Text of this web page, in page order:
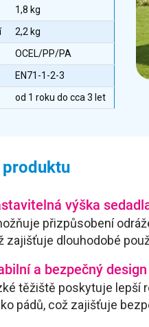
1,8 kg
2,2 kg
OCEL/PP/PA
EN71-1-2-3
od 1 roku do cca 3 let
výška
přizpůsobení
zajišťuje dlouhodobé
a bezpečný design
těžiště poskytuje lepší
pádů, což zajišťuje